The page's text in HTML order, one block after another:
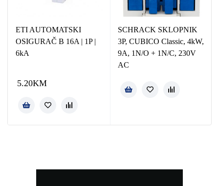
ETI AUTOMATSKI
OSIGURAČ B 16A | 1P |
6kA
5.20KM
SCHRACK SKLOPNIK
3P, CUBICO Classic, 4kW,
9A, 1N/O + 1N/C, 230V
AC